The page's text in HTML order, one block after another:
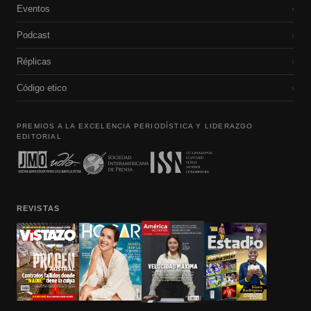
Eventos ›
Podcast ›
Réplicas ›
Código etico ›
PREMIOS A LA EXCELENCIA PERIODÍSTICA Y LIDERAZGO
EDITORIAL
REVISTAS